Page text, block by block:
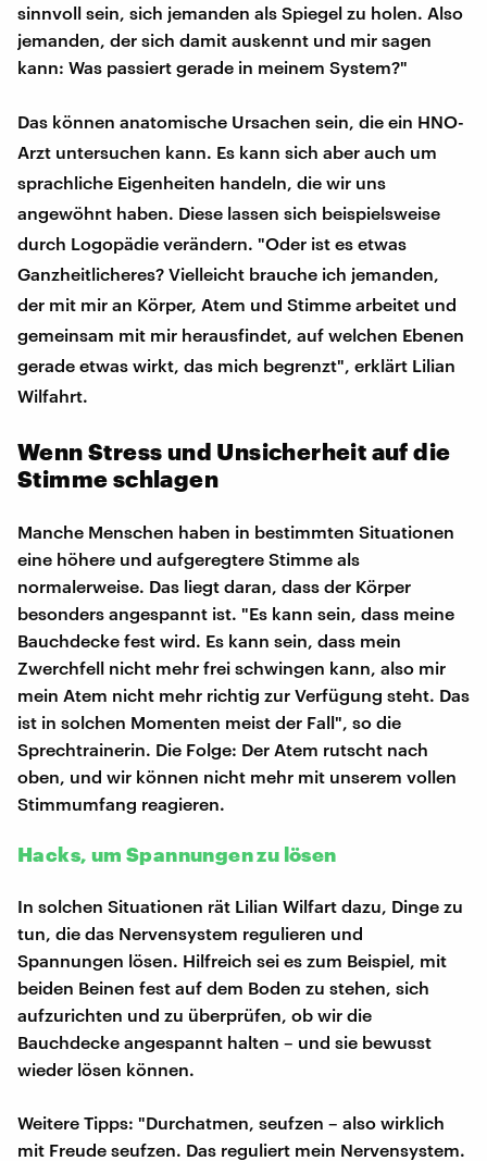
sinnvoll sein, sich jemanden als Spiegel zu holen. Also
jemanden, der sich damit auskennt und mir sagen
kann: Was passiert gerade in meinem System?"
Das können anatomische Ursachen sein, die ein HNO-
Arzt untersuchen kann. Es kann sich aber auch um
sprachliche Eigenheiten handeln, die wir uns
angewöhnt haben. Diese lassen sich beispielsweise
durch Logopädie verändern. "Oder ist es etwas
Ganzheitlicheres? Vielleicht brauche ich jemanden,
der mit mir an Körper, Atem und Stimme arbeitet und
gemeinsam mit mir herausfindet, auf welchen Ebenen
gerade etwas wirkt, das mich begrenzt", erklärt Lilian
Wilfahrt.
Wenn Stress und Unsicherheit auf die
Stimme schlagen
Manche Menschen haben in bestimmten Situationen
eine höhere und aufgeregtere Stimme als
normalerweise. Das liegt daran, dass der Körper
besonders angespannt ist. "Es kann sein, dass meine
Bauchdecke fest wird. Es kann sein, dass mein
Zwerchfell nicht mehr frei schwingen kann, also mir
mein Atem nicht mehr richtig zur Verfügung steht. Das
ist in solchen Momenten meist der Fall", so die
Sprechtrainerin. Die Folge: Der Atem rutscht nach
oben, und wir können nicht mehr mit unserem vollen
Stimmumfang reagieren.
Hacks, um Spannungen zu lösen
In solchen Situationen rät Lilian Wilfart dazu, Dinge zu
tun, die das Nervensystem regulieren und
Spannungen lösen. Hilfreich sei es zum Beispiel, mit
beiden Beinen fest auf dem Boden zu stehen, sich
aufzurichten und zu überprüfen, ob wir die
Bauchdecke angespannt halten – und sie bewusst
wieder lösen können.
Weitere Tipps: "Durchatmen, seufzen – also wirklich
mit Freude seufzen. Das reguliert mein Nervensystem.